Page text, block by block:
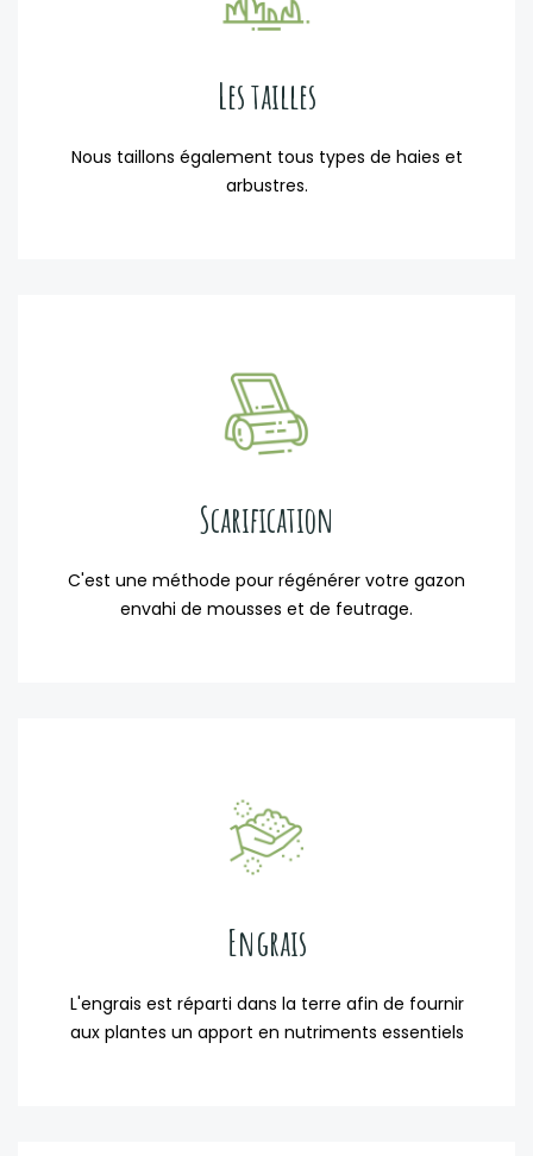
Les tailles
Nous taillons également tous types de haies et
arbustres.
Scarification
C'est une méthode pour régénérer votre gazon
envahi de mousses et de feutrage.
Engrais
L'engrais est réparti dans la terre afin de fournir
aux plantes un apport en nutriments essentiels